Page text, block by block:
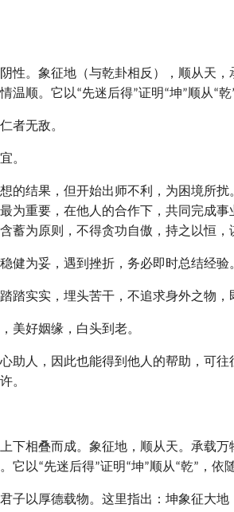
性。象征地（与乾卦相反），顺从天
温顺。它以“先迷后得”证明“坤”顺从“
者无敌。
。
的结果，但开始出师不利，为困境所
为重要，在他人的合作下，共同完成
蓄为原则，不得贪功自傲，持之以恒，
健为妥，遇到挫折，务必即时总结经验
踏实实，埋头苦干，不追求身外之物，
美好姻缘，白头到老。
助人，因此也能得到他人的帮助，可
。
下相叠而成。象征地，顺从天。承载
它以“先迷后得”证明“坤”顺从“乾”，依
子以厚德载物。这里指出：坤象征大